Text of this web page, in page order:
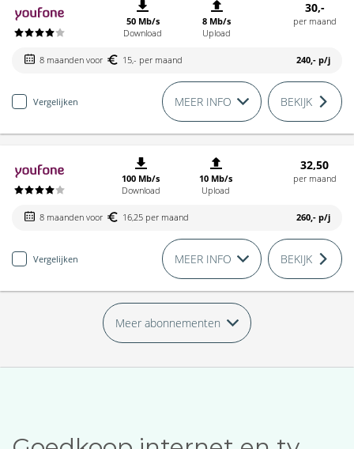
50 Mb/s
Download
8 Mb/s
Upload
30,-
per maand
8 maanden voor 15,- per maand 240,- p/j
Vergelijken MEER INFO BEKIJK
100 Mb/s
Download
10 Mb/s
Upload
32,50
per maand
8 maanden voor 16,25 per maand 260,- p/j
Vergelijken MEER INFO BEKIJK
Meer abonnementen